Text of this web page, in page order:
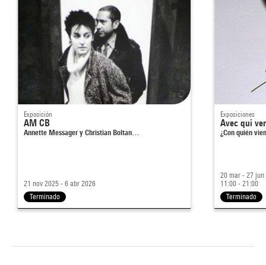
Exposición
AM CB
Annette Messager y Christian Boltan…
21 nov 2025 - 6 abr 2026
Terminado
Exposiciones
Avec qui
¿Con quién
20 mar - 27 jun
11:00 - 21:00
Terminado